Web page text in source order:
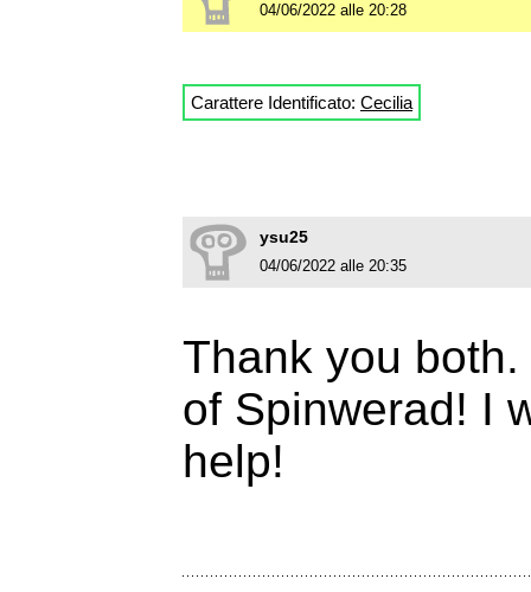
04/06/2022 alle 20:28
Carattere Identificato: Cecilia
ysu25
04/06/2022 alle 20:35
Thank you
of Spinwerad! I
help!